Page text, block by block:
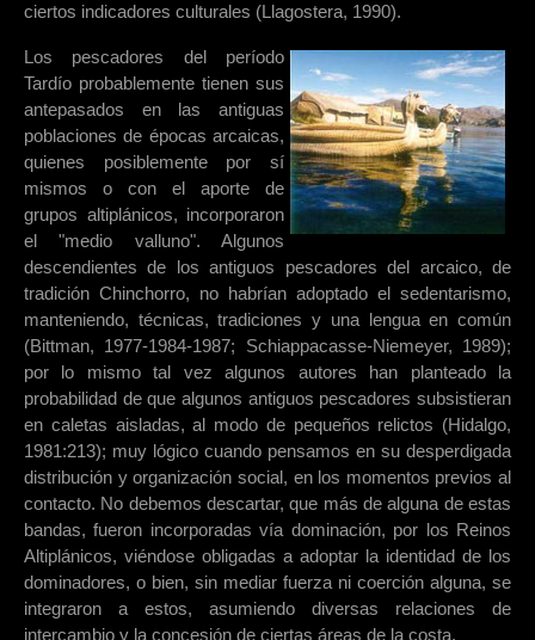
ciertos indicadores culturales (Llagostera, 1990).
Los pescadores del período
Tardío probablemente tienen sus
antepasados en las antiguas
poblaciones de épocas arcaicas,
quienes posiblemente por sí
mismos o con el aporte de
grupos altiplánicos, incorporaron
el "medio valluno". Algunos
descendientes de los antiguos pescadores del arcaico, de
tradición Chinchorro, no habrían adoptado el sedentarismo,
manteniendo, técnicas, tradiciones y una lengua en común
(Bittman, 1977-1984-1987; Schiappacasse-Niemeyer, 1989);
por lo mismo tal vez algunos autores han planteado la
probabilidad de que algunos antiguos pescadores subsistieran
en caletas aisladas, al modo de pequeños relictos (Hidalgo,
1981:213); muy lógico cuando pensamos en su desperdigada
distribución y organización social, en los momentos previos al
contacto. No debemos descartar, que más de alguna de estas
bandas, fueron incorporadas vía dominación, por los Reinos
Altiplánicos, viéndose obligadas a adoptar la identidad de los
dominadores, o bien, sin mediar fuerza ni coerción alguna, se
integraron a estos, asumiendo diversas relaciones de
intercambio y la concesión de ciertas áreas de la costa.